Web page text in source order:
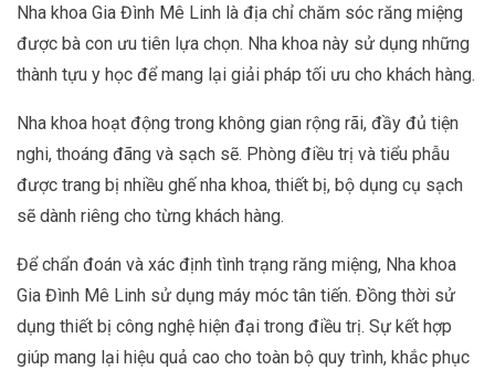
Nha khoa Gia Đình Mê Linh là địa chỉ chăm sóc răng miệng
được bà con ưu tiên lựa chọn. Nha khoa này sử dụng những
thành tựu y học để mang lại giải pháp tối ưu cho khách hàng.
Nha khoa hoạt động trong không gian rộng rãi, đầy đủ tiện
nghi, thoáng đãng và sạch sẽ. Phòng điều trị và tiểu phẫu
được trang bị nhiều ghế nha khoa, thiết bị, bộ dụng cụ sạch
sẽ dành riêng cho từng khách hàng.
Để chẩn đoán và xác định tình trạng răng miệng, Nha khoa
Gia Đình Mê Linh sử dụng máy móc tân tiến. Đồng thời sử
dụng thiết bị công nghệ hiện đại trong điều trị. Sự kết hợp
giúp mang lại hiệu quả cao cho toàn bộ quy trình, khắc phục